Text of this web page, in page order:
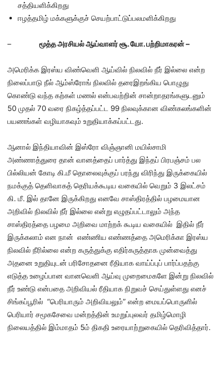
சத்தியளிக்கிறது
ஈழத்தமிழ் மக்களுக்குச் செயற்பாட்டுப்பலமளிக்கிறது
– மூத்த அரசியல் ஆய்வாளர் சூ. யோ. பற்றிமாகரன் –
அமெரிக்க இரஸ்ய விண்வெளி ஆய்வில் நிலவில் நீர் இல்லை என்ற
நிலைப்பாடு நீல் ஆம்ஸ்ரோங் நிலவில் தரைஇறங்கிய பொழுது
கொண்டு வந்த கற்கள் மணல் என்பவற்றின் சான்றாதரங்களுடனும்
50 முதல் 70 வரை நிகழ்த்தப்பட்ட 99 நிலவுக்கான விண்கலங்களின்
பயணங்கள் வழியாகவும் உறுதியாக்கப்பட்டது.
ஆனால் இந்தியாவின் இஸ்ரோ விஞ்ஞானி மயில்சாமி
அண்ணாத்துரை தான் வானத்தைப் பார்த்து இந்தப் பிரபஞ்சம் பல
பில்லியன் கோடி கி.மீ தொலைவுக்குப் பரந்து விரிந்து இருக்கையில்
நமக்குத் தெளிவாகத் தெரியக்கூடிய வகையில் வெறும் 3 இலட்சம்
கி. மீ. இல் தானே இருக்கிறது எனவே சாஸ்திரத்தில் பழமையான
அறிவில் நிலவில் நீர் இல்லை என்று எழுதப்பட்டாலும் அந்த
சாஸ்திரத்தை பழமை அறிவை மாற்றக் கூடிய வகையில் இதில் நீர்
இருக்கலாம் என நான் எண்ணிய எண்ணத்தை அமெரிக்கா இரஸ்ய
நிலவில் நீரில்லை என்ற கருத்துக்கு எதிர்கருத்தாக முன்வைத்து
அதனை உறுதியுடன் பரிசோதனை ரீதியாக வாய்ப்புப் பார்ப்பதற்கு
எடுத்த உழைப்பான வானவெளி ஆய்வு முறைமைகளே இன்று நிலவில்
நீர் உண்டு என்பதை அறிவியல் ரீதியாக நிறுவச் செய்துள்ளது எனச்
சிங்கப்பூரில் “பெரியாரும் அறிவியலும்” என்ற மையப்பொருளில்
பெரியார் சமூகசேவை மன்றத்தின் உமறுப்புலவர் தமிழ்மொழி
நிலையத்தில் இம்மாதம் 5ம் திகதி உரையாற்றுகையில் தெரிவித்தார்.